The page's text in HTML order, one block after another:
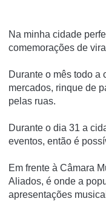
Na minha cidade
comemorações de
Durante o mês todo a
mercados, rinque de
pelas ruas.
Durante o dia 31 a
eventos, então é
Em frente à Câmara
Aliados, é onde a
apresentações